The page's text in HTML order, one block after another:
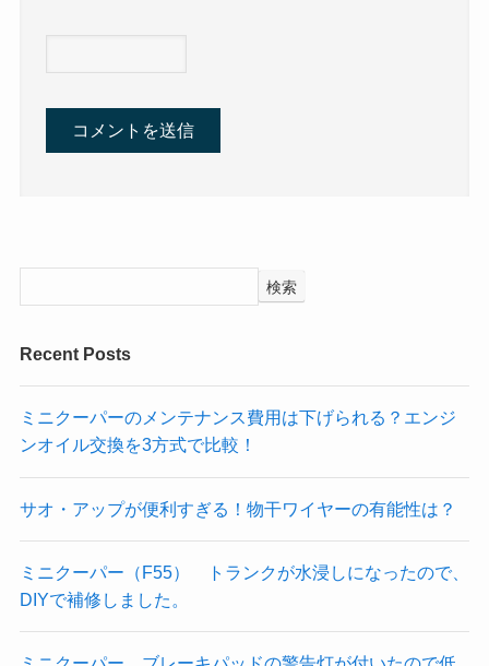
検索
Recent Posts
ミニクーパーのメンテナンス費用は下げられる？エンジ
ンオイル交換を3方式で比較！
サオ・アップが便利すぎる！物干ワイヤーの有能性は？
ミニクーパー（F55） トランクが水浸しになったので、
DIYで補修しました。